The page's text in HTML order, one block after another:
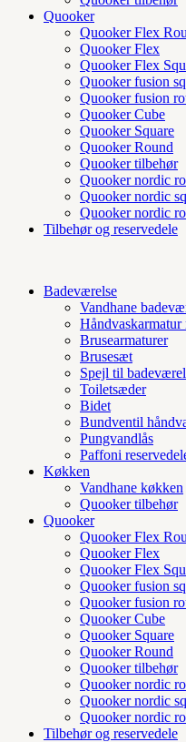
Quooker
Quooker Flex
Quooker Flex
Quooker Flex
Quooker fusion
Quooker fusion
Quooker Cube
Quooker Square
Quooker Round
Quooker tilbehør
Quooker nordic
Quooker nordic
Quooker nordic
Tilbehør og reservedele
Badeværelse
Vandhane
Håndvaskarmatur
Brusearmaturer
Brusesæt
Spejl til
Toiletsæder
Bidet
Bundventil
Pungvandlås
Paffoni
Køkken
Vandhane køkken
Quooker tilbehør
Quooker
Quooker Flex
Quooker Flex
Quooker Flex
Quooker fusion
Quooker fusion
Quooker Cube
Quooker Square
Quooker Round
Quooker tilbehør
Quooker nordic
Quooker nordic
Quooker nordic
Tilbehør og reservedele